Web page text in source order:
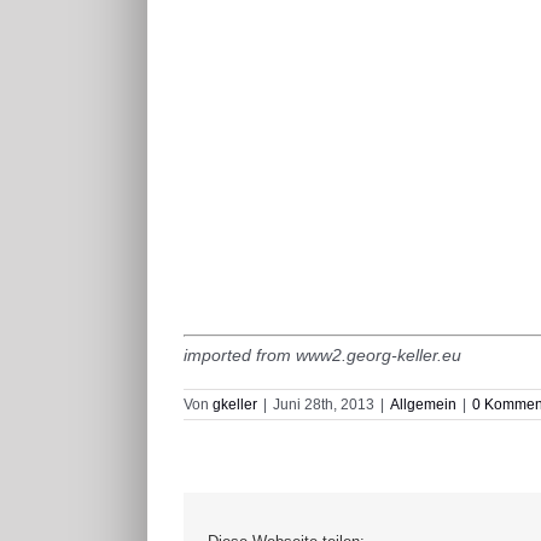
imported from www2.georg-keller.eu
Von gkeller | Juni 28th, 2013 | Allgemein | 0